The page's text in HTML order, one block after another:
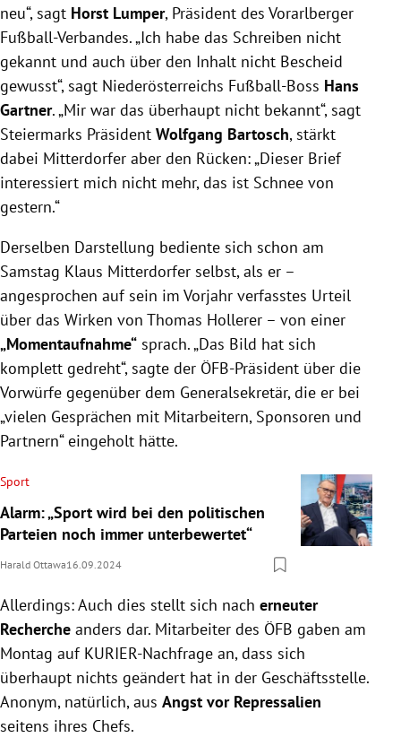
neu“, sagt Horst Lumper, Präsident des Vorarlberger
Fußball-Verbandes. „Ich habe das Schreiben nicht
gekannt und auch über den Inhalt nicht Bescheid
gewusst“, sagt Niederösterreichs Fußball-Boss Hans
Gartner. „Mir war das überhaupt nicht bekannt“, sagt
Steiermarks Präsident Wolfgang Bartosch, stärkt
dabei Mitterdorfer aber den Rücken: „Dieser Brief
interessiert mich nicht mehr, das ist Schnee von
gestern.“
Derselben Darstellung bediente sich schon am
Samstag Klaus Mitterdorfer selbst, als er –
angesprochen auf sein im Vorjahr verfasstes Urteil
über das Wirken von Thomas Hollerer – von einer
„Momentaufnahme“ sprach. „Das Bild hat sich
komplett gedreht“, sagte der ÖFB-Präsident über die
Vorwürfe gegenüber dem Generalsekretär, die er bei
„vielen Gesprächen mit Mitarbeitern, Sponsoren und
Partnern“ eingeholt hätte.
Sport
Alarm: „Sport wird bei den politischen
Parteien noch immer unterbewertet“
Harald Ottawa16.09.2024
Allerdings: Auch dies stellt sich nach erneuter
Recherche anders dar. Mitarbeiter des ÖFB gaben am
Montag auf KURIER-Nachfrage an, dass sich
überhaupt nichts geändert hat in der Geschäftsstelle.
Anonym, natürlich, aus Angst vor Repressalien
seitens ihres Chefs.